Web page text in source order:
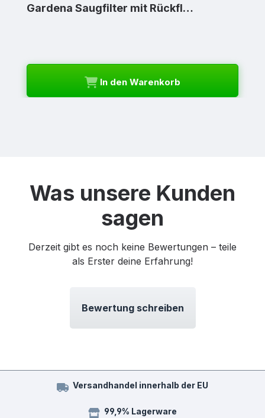
Gardena Saugfilter mit Rückfl…
In den Warenkorb
Was unsere Kunden
sagen
Derzeit gibt es noch keine Bewertungen – teile
als Erster deine Erfahrung!
Bewertung schreiben
Versandhandel innerhalb der EU
99,9% Lagerware